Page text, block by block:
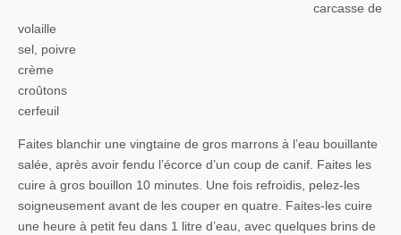
carcasse de
volaille
sel, poivre
crème
croûtons
cerfeuil
Faites blanchir une vingtaine de gros marrons à l’eau bouillante
salée, après avoir fendu l’écorce d’un coup de canif. Faites les
cuire à gros bouillon 10 minutes. Une fois refroidis, pelez-les
soigneusement avant de les couper en quatre. Faites-les cuire
une heure à petit feu dans 1 litre d’eau, avec quelques brins de